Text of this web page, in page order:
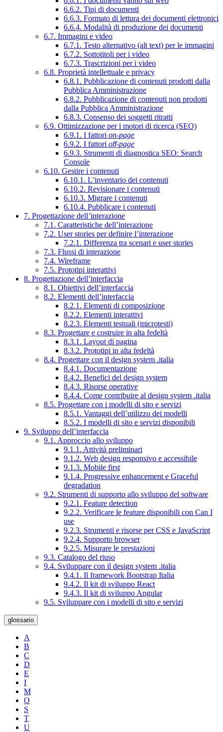
6.6.2. Tipi di documenti
6.6.3. Formato di lettura dei documenti elettronici
6.6.4. Modalità di produzione dei documenti
6.7. Immagini e video
6.7.1. Testo alternativo (alt text) per le immagini
6.7.2. Sottotitoli per i video
6.7.3. Trascrizioni per i video
6.8. Proprietà intellettuale e privacy
6.8.1. Pubblicazione di contenuti prodotti dalla
Pubblica Amministrazione
6.8.2. Pubblicazione di contenuti non prodotti
dalla Pubblica Amministrazione
6.8.3. Consenso dei soggetti ritratti
6.9. Ottimizzazione per i motori di ricerca (SEO)
6.9.1. I fattori on-page
6.9.2. I fattori off-page
6.9.3. Strumenti di diagnostica SEO: Search
Console
6.10. Gestire i contenuti
6.10.1. L’inventario dei contenuti
6.10.2. Revisionare i contenuti
6.10.3. Migrare i contenuti
6.10.4. Pubblicare i contenuti
7. Progettazione dell’interazione
7.1. Caratteristiche dell’interazione
7.2. User stories per definire l’interazione
7.2.1. Differenza tra scenari e user stories
7.3. Flussi di interazione
7.4. Wireframe
7.5. Prototipi interattivi
8. Progettazione dell’interfaccia
8.1. Obiettivi dell’interfaccia
8.2. Elementi dell’interfaccia
8.2.1. Elementi di composizione
8.2.2. Elementi interattivi
8.2.3. Elementi testuali (microtesti)
8.3. Progettare e costruire in alta fedeltà
8.3.1. Layout di pagina
8.3.2. Prototipi in alta fedeltà
8.4. Progettare con il design system .italia
8.4.1. Documentazione
8.4.2. Benefici del design system
8.4.3. Risorse operative
8.4.4. Come contribuire al design system .italia
8.5. Progettare con i modelli di sito e servizi
8.5.1. Vantaggi dell’utilizzo dei modelli
8.5.2. I modelli di sito e servizi disponibili
9. Sviluppo dell’interfaccia
9.1. Approccio allo sviluppo
9.1.1. Attività preliminari
9.1.2. Web design responsivo e accessibile
9.1.3. Mobile first
9.1.4. Progressive enhancement e Graceful
degradation
9.2. Strumenti di supporto allo sviluppo del software
9.2.1. Feature detection
9.2.2. Verificare le feature disponibili con Can I
use
9.2.3. Strumenti e risorse per CSS e JavaScript
9.2.4. Supporto browser
9.2.5. Misurare le prestazioni
9.3. Catalogo del riuso
9.4. Sviluppare con il design system .italia
9.4.1. Il framework Bootstrap Italia
9.4.2. Il kit di sviluppo React
9.4.3. Il kit di sviluppo Angular
9.5. Sviluppare con i modelli di sito e servizi
glossario
A
B
C
D
E
I
M
O
S
T
U